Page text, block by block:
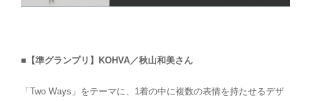
■【準グランプリ】KOHVA／秋山和美さん
「Two Ways」をテーマに、1着の中に複数の表情を持たせるデザ